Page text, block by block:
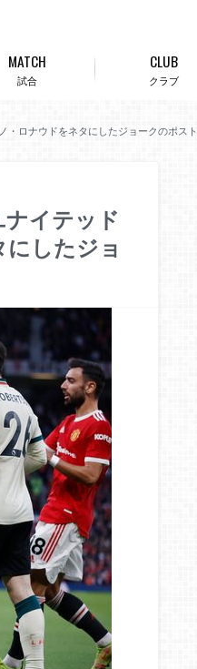
試合
MATCH
クラブ
CLUB
・ロナウドをネタにしたジョークのポスト
イテッド
したジョ